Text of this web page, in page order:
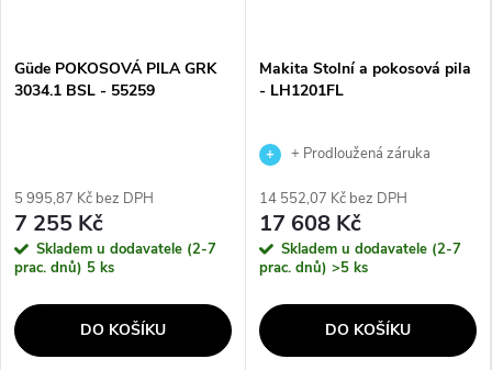
Güde POKOSOVÁ PILA GRK
3034.1 BSL - 55259
5 995,87 Kč bez DPH
7 255 Kč
Skladem u dodavatele (2-7
prac. dnů) 5 ks
DO KOŠÍKU
Makita Stolní a pokosová pila
- LH1201FL
+ Prodloužená záruka
14 552,07 Kč bez DPH
17 608 Kč
Skladem u dodavatele (2-7
prac. dnů) >5 ks
DO KOŠÍKU